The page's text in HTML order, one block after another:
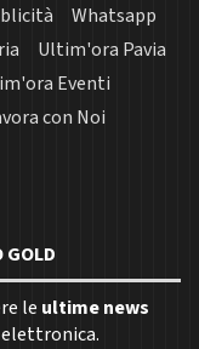
Whatsapp
Ultim'ora Pavia
Eventi
con Noi
GOLD
le ultime news